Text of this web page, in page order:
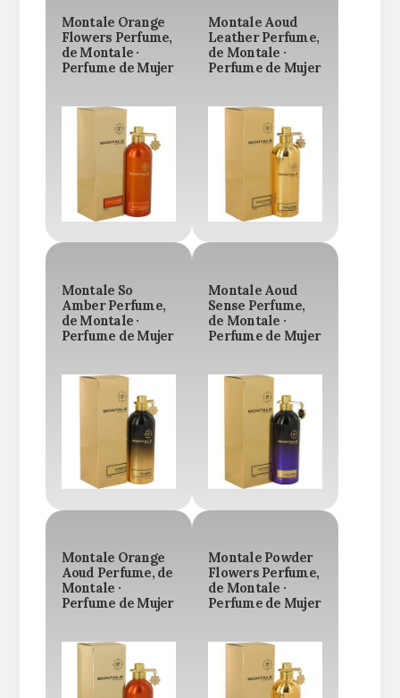
Montale Orange
Flowers Perfume,
de Montale ·
Perfume de Mujer
Montale Aoud
Leather Perfume,
de Montale ·
Perfume de Mujer
Montale So
Amber Perfume,
de Montale ·
Perfume de Mujer
Montale Aoud
Sense Perfume,
de Montale ·
Perfume de Mujer
Montale Orange
Aoud Perfume, de
Montale ·
Perfume de Mujer
Montale Powder
Flowers Perfume,
de Montale ·
Perfume de Mujer